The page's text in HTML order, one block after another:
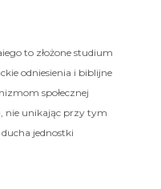
to złożone studium
odniesienia i biblijne
społecznej
nie unikając przy tym
jednostki